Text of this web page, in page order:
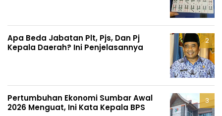
Apa Beda Jabatan Plt, Pjs, Dan Pj
Kepala Daerah? Ini Penjelasannya
Pertumbuhan Ekonomi Sumbar Awal
2026 Menguat, Ini Kata Kepala BPS